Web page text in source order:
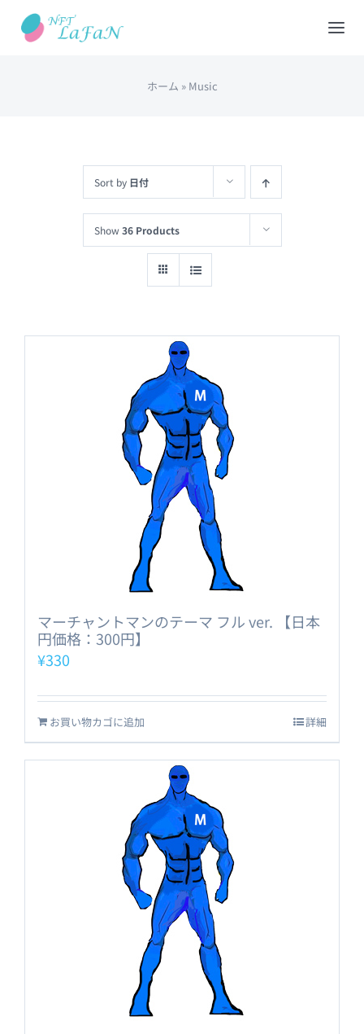
Skip
HOME
NFTショップ
REDEEM(現物と交換)
カート
ホーム » Music
Sort by 日付
Show 36 Products
マーチャントマンのテーマ フル ver. 【日本
円価格：300円】
¥330
お買い物カゴに追加 詳細